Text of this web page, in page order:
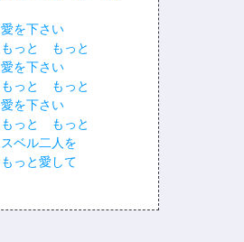
愛を下さい
もっと もっと
愛を下さい
もっと もっと
愛を下さい
もっと もっと
スベル二人を
もっと愛して